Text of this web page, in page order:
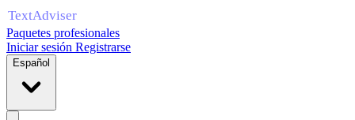
Paquetes profesionales
Iniciar sesión Registrarse
Español